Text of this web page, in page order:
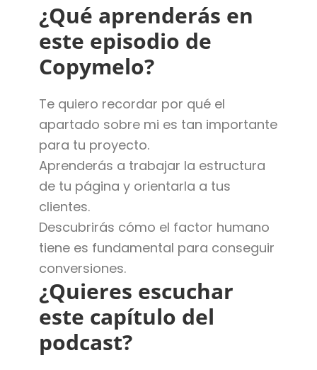
¿Qué aprenderás en
este episodio de
Copymelo?
Te quiero recordar por qué el
apartado sobre mi es tan importante
para tu proyecto.
Aprenderás a trabajar la estructura
de tu página y orientarla a tus
clientes.
Descubrirás cómo el factor humano
tiene es fundamental para conseguir
conversiones.
¿Quieres escuchar
este capítulo del
podcast?